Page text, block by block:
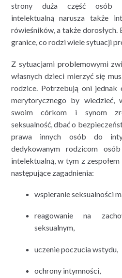
strony duża część osób z
intelektualną narusza także
rówieśników, a także dorosłych.
granice, co rodzi wiele sytuacji
Z sytuacjami problemowymi
własnych dzieci mierzyć się
rodzice. Potrzebują oni jednak
merytorycznego by wiedzieć,
swoim córkom i synom
seksualność, dbać o
prawa innych osób do
dedykowanym rodzicom osób
intelektualną, w tym z
następujące zagadnienia:
wspieranie seksualności
reagowanie na
seksualnym,
uczenie poczucia wstydu,
ochrony intymności,